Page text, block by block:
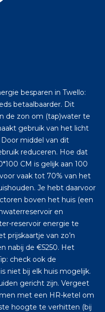
besparen in Twello:
betaalbaarder. Dit
de zon om (tap)water te
gebruik van het licht
middel van dit
reduceren. Hoe dat
CM is gelijk aan 100
vaak tot 70% van het
Je hebt daarvoor
boven het huis (een
en
reservoir energie te
prijskaartje van zo’n
nabij de €5250. Het
check ook de
niet bij elk huis mogelijk.
gericht zijn. Vergeet
met een HR-ketel om
hoogte te verhitten (bij